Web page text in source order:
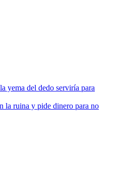
yema del dedo serviría para
la ruina y pide dinero para no